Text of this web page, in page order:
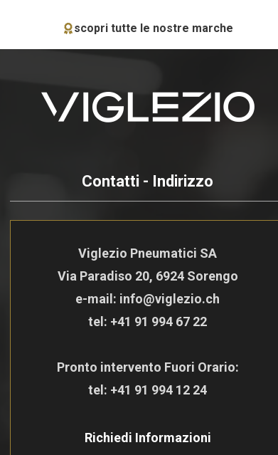
scopri tutte le nostre marche
Contatti - Indirizzo
Viglezio Pneumatici SA
Via Paradiso 20, 6924 Sorengo
e-mail: info@viglezio.ch
tel: +41 91 994 67 22
Pronto intervento Fuori Orario:
tel: +41 91 994 12 24
Richiedi Informazioni